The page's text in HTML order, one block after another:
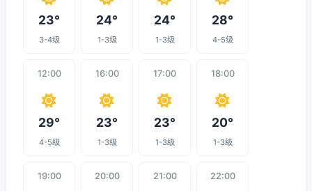
23°
3-4级
24°
1-3级
24°
1-3级
28°
4-5级
12:00
29°
4-5级
16:00
23°
1-3级
17:00
23°
1-3级
18:00
20°
1-3级
19:00 20:00 21:00 22:00